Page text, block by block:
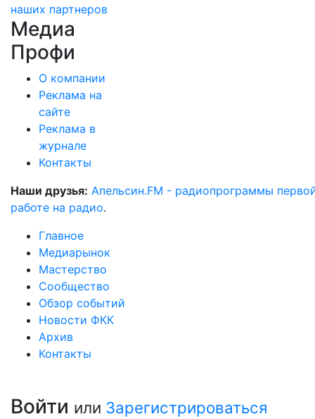
наших партнеров
Медиа
Профи
О компании
Реклама на
сайте
Реклама в
журнале
Контакты
Наши друзья: Апельсин.FM - радиопрограммы
работе на радио.
Главное
Медиарынок
Мастерство
Сообщество
Обзор событий
Новости ФКК
Архив
Контакты
Войти или Зарегистрироваться